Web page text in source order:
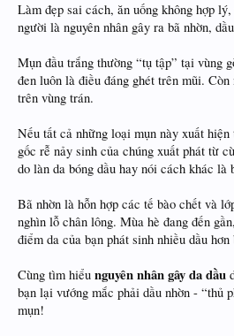
Làm đẹp sai cách, ăn uống không hợp
người là nguyên nhân gây ra bã nhờn,
Mụn đầu trắng thường “tụ tập” tại vùng
đen luôn là điều đáng ghét trên mũi. Còn
trên vùng trán.
Nếu tất cả những loại mụn này xuất
gốc rễ nảy sinh của chúng xuất phát từ
do làn da bóng dầu hay nói cách khác là
Bã nhờn là hỗn hợp các tế bào chết và
nghìn lỗ chân lông. Mùa hè đang đến
điểm da của bạn phát sinh nhiều dầu hơn
Cùng tìm hiểu nguyên nhân gây da dầu
bạn lại vướng mắc phải dầu nhờn - “thủ
mụn!